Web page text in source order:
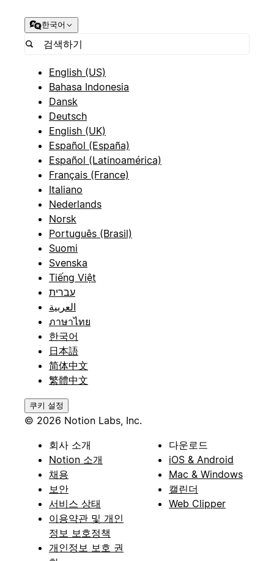
한국어
English (US)
Bahasa Indonesia
Dansk
Deutsch
English (UK)
Español (España)
Español (Latinoamérica)
Français (France)
Italiano
Nederlands
Norsk
Português (Brasil)
Suomi
Svenska
Tiếng Việt
עברית
العربية
ภาษาไทย
한국어
日本語
简体中文
繁體中文
쿠키 설정
© 2026 Notion Labs, Inc.
회사 소개
Notion 소개
채용
보안
서비스 상태
이용약관 및 개인
정보 보호정책
개인정보 보호 권
다운로드
iOS & Android
Mac & Windows
캘린더
Web Clipper